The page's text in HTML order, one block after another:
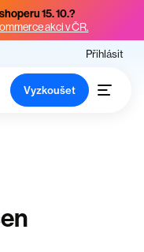
15. 10.?
akci v ČR.
Přihlásit
Vyzkoušet